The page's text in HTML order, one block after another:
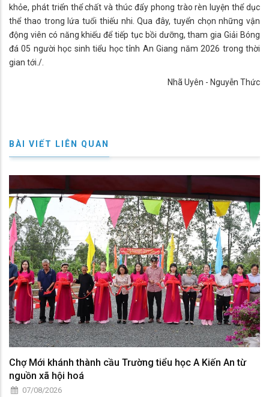
khỏe, phát triển thể chất và thúc đẩy phong trào rèn luyện thể dục
thể thao trong lứa tuổi thiếu nhi. Qua đây, tuyển chọn những vận
động viên có năng khiếu để tiếp tục bồi dưỡng, tham gia Giải Bóng
đá 05 người học sinh tiểu học tỉnh An Giang năm 2026 trong thời
gian tới./.
Nhã Uyên - Nguyễn Thức
BÀI VIẾT LIÊN QUAN
Chợ Mới khánh thành cầu Trường tiểu học A Kiến An từ
nguồn xã hội hoá
07/08/2026